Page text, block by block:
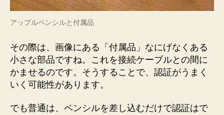
アップルペンシルと付属品
その際は、画像にある「付属品」なにげなくある
小さな部品ですね。これを接続ケーブルとの間に
かませるのです。そうすることで、認証がうまく
いく可能性があります。
でも普通は、ペンシルを差し込むだけで認証はで